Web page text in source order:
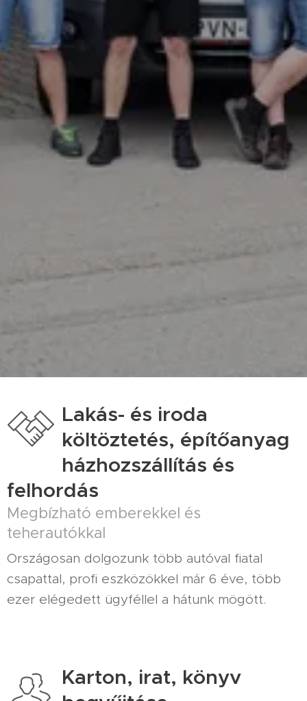
Lakás- és iroda
költöztetés, építőanyag
házhozszállítás és
felhordás
Megbízható emberekkel és
teherautókkal
Országosan dolgozunk több autóval fiatal
csapattal, profi eszközökkel már 6 éve, több
ezer elégedett ügyféllel a hátunk mögött.
Karton, irat, könyv